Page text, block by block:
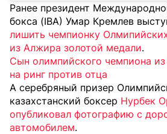
Ранее президент
бокса (IBA) Умар Кремлев
лишить чемпионку
из Алжира золотой медали.
Сын олимпийского чемпиона
на ринг против отца
А серебряный призер
казахстанский боксер Нурбек
опубликовал фотографию с
автомобилем.